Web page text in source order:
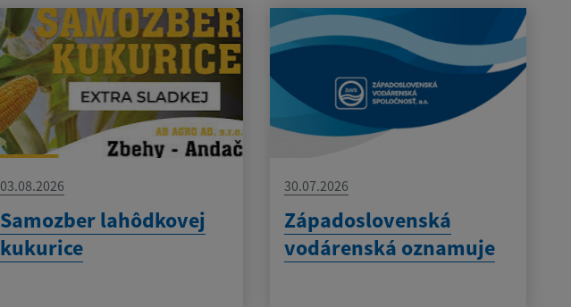
03.08.2026
Samozber lahôdkovej
kukurice
30.07.2026
Západoslovenská
vodárenská oznamuje